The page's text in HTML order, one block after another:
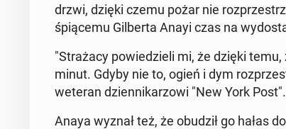
drzwi, dzięki czemu pożar nie
śpią­ce­mu Gil­ber­ta Anayi czas na
"Stra­ża­cy po­wie­dzie­li mi, że dzięki
minut. Gdyby nie to, ogień i dym
weteran dzien­ni­ka­rzo­wi "New York Post".
Anaya wyznał też, że obudził go hałas